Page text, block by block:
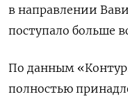
в направлении
поступало больше
По данным
полностью